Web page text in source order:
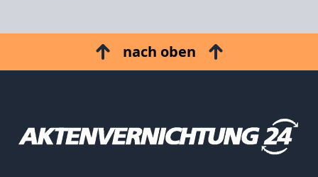
nach oben